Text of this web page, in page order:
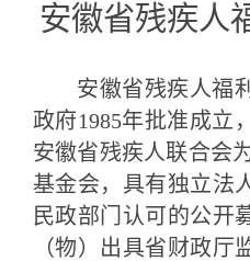
安徽省残疾人
安徽省残疾人福
政府1985年批准成立
安徽省残疾人联合会
基金会，具有独立法
民政部门认可的公开
（物）出具省财政厅